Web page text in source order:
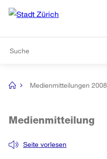
Navigation
[no
Medienmitteilungen
Seite vorlesen
Medienmitteilung